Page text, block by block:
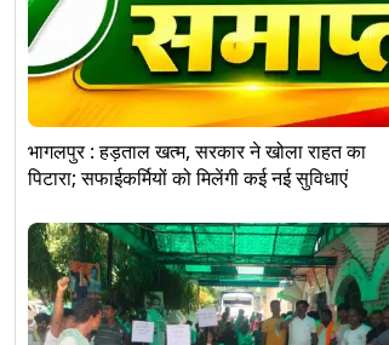
भागलपुर : हड़ताल खत्म, सरकार ने खोला राहत का
पिटारा; सफाईकर्मियों को मिलेंगी कई नई सुविधाएं